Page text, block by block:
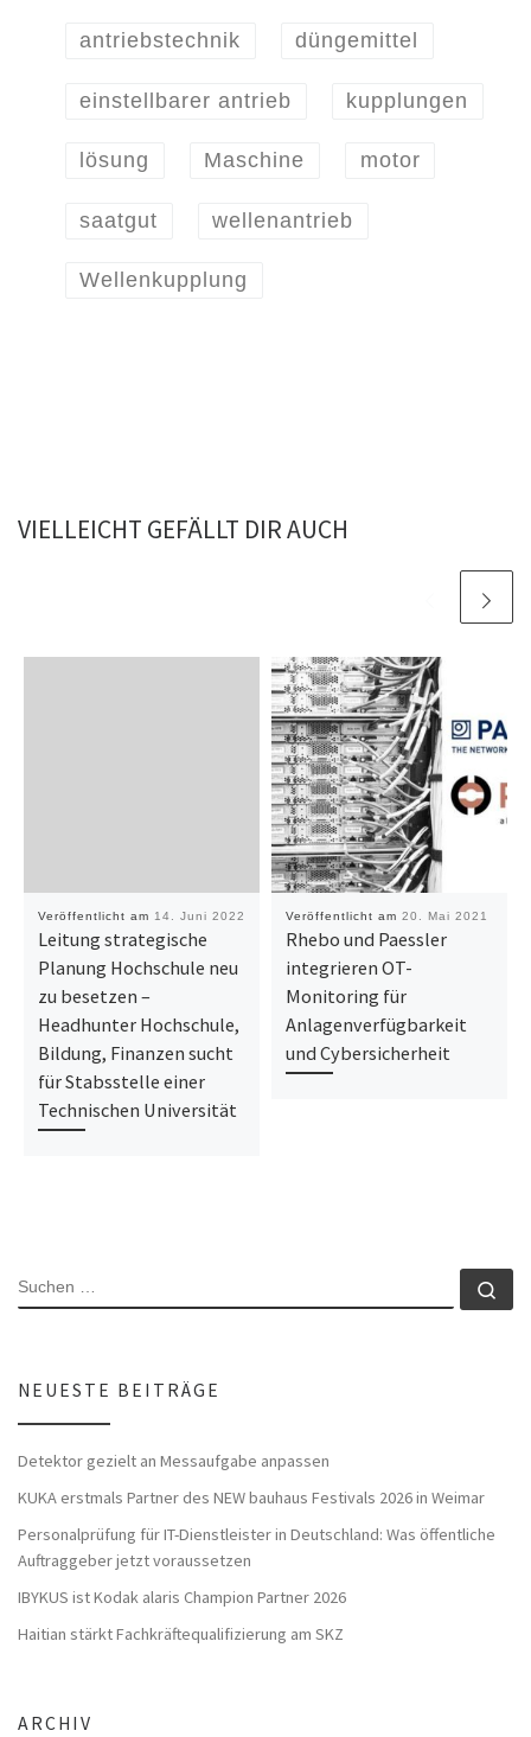
antriebstechnik düngemittel
einstellbarer antrieb kupplungen
lösung Maschine motor
saatgut wellenantrieb
Wellenkupplung
VIELLEICHT GEFÄLLT DIR AUCH
Veröffentlicht am 14. Juni 2022
Leitung strategische
Planung Hochschule neu
zu besetzen –
Headhunter Hochschule,
Bildung, Finanzen sucht
für Stabsstelle einer
Technischen Universität
Veröffentlicht am 20. Mai 2021
Rhebo und Paessler
integrieren OT-
Monitoring für
Anlagenverfügbarkeit
und Cybersicherheit
SUCHE
NEUESTE BEITRÄGE
Detektor gezielt an Messaufgabe anpassen
KUKA erstmals Partner des NEW bauhaus Festivals 2026 in Weimar
Personalprüfung für IT-Dienstleister in Deutschland: Was öffentliche
Auftraggeber jetzt voraussetzen
IBYKUS ist Kodak alaris Champion Partner 2026
Haitian stärkt Fachkräftequalifizierung am SKZ
ARCHIV